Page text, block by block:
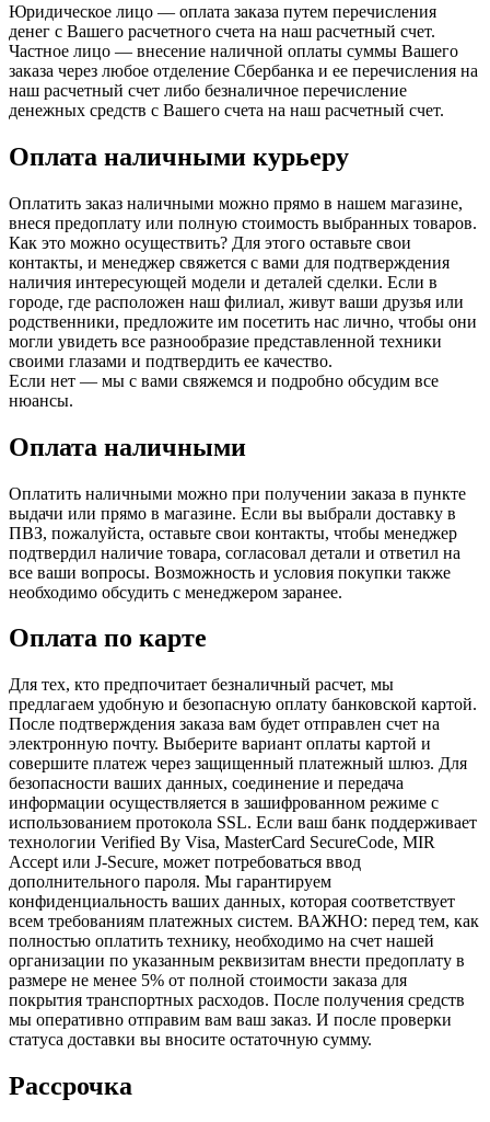
Юридическое лицо — оплата заказа путем перечисления
денег с Вашего расчетного счета на наш расчетный счет.
Частное лицо — внесение наличной оплаты суммы Вашего
заказа через любое отделение Сбербанка и ее перечисления на
наш расчетный счет либо безналичное перечисление
денежных средств с Вашего счета на наш расчетный счет.
Оплата наличными курьеру
Оплатить заказ наличными можно прямо в нашем магазине,
внеся предоплату или полную стоимость выбранных товаров.
Как это можно осуществить? Для этого оставьте свои
контакты, и менеджер свяжется с вами для подтверждения
наличия интересующей модели и деталей сделки. Если в
городе, где расположен наш филиал, живут ваши друзья или
родственники, предложите им посетить нас лично, чтобы они
могли увидеть все разнообразие представленной техники
своими глазами и подтвердить ее качество.
Если нет — мы с вами свяжемся и подробно обсудим все
нюансы.
Оплата наличными
Оплатить наличными можно при получении заказа в пункте
выдачи или прямо в магазине. Если вы выбрали доставку в
ПВЗ, пожалуйста, оставьте свои контакты, чтобы менеджер
подтвердил наличие товара, согласовал детали и ответил на
все ваши вопросы. Возможность и условия покупки также
необходимо обсудить с менеджером заранее.
Оплата по карте
Для тех, кто предпочитает безналичный расчет, мы
предлагаем удобную и безопасную оплату банковской картой.
После подтверждения заказа вам будет отправлен счет на
электронную почту. Выберите вариант оплаты картой и
совершите платеж через защищенный платежный шлюз. Для
безопасности ваших данных, соединение и передача
информации осуществляется в зашифрованном режиме с
использованием протокола SSL. Если ваш банк поддерживает
технологии Verified By Visa, MasterCard SecureCode, MIR
Accept или J-Secure, может потребоваться ввод
дополнительного пароля. Мы гарантируем
конфиденциальность ваших данных, которая соответствует
всем требованиям платежных систем. ВАЖНО: перед тем, как
полностью оплатить технику, необходимо на счет нашей
организации по указанным реквизитам внести предоплату в
размере не менее 5% от полной стоимости заказа для
покрытия транспортных расходов. После получения средств
мы оперативно отправим вам ваш заказ. И после проверки
статуса доставки вы вносите остаточную сумму.
Рассрочка